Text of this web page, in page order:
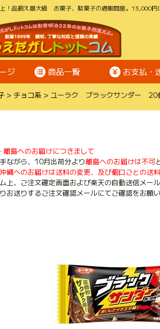
！品揃え最大級 お菓子、駄菓子の通販問屋。13,000円
ジ 商品一覧 お支払・
チョコ系 ユーラク ブラックサンダー 20
離島へのお届けにつきまして
ながら、10月出荷分より離島へのお届けは不可
沖縄へのお届けは送料の変更、及び個口ごとの送料
上、ご注文確定画面および楽天の自動送信メー
お送りするご注文確認メールにてご確認をお願い